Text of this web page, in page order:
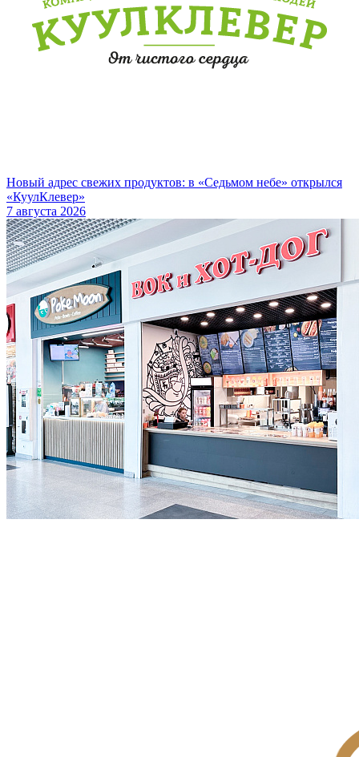
Новый адрес свежих продуктов: в «Седьмом небе» открылся
«КуулКлевер»
7 августа 2026